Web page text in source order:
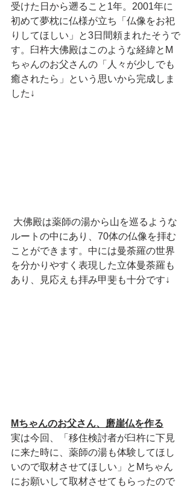
受けた日から遡ること1年。2001年に
初めて夢枕に仏様が立ち「仏像をお祀
りしてほしい」と3日間頼まれたそうで
す。臼杵大佛殿はこのような経緯とM
ちゃんのお父さんの「人々が少しでも
癒されたら」という思いから完成しま
した↓
ルートの中にあり、70体の仏像を拝む
ことができます。中には曼荼羅の世界
を分かりやすく表現した立体曼荼羅も
あり、見応えも拝み甲斐も十分です↓
Mちゃんのお父さん、磨崖仏を作る
実は今回、「移住検討者が臼杵に下見
に来た時に、薬師の湯も体験してほし
いので取材させてほしい」とMちゃん
にお願いして取材させてもらったので